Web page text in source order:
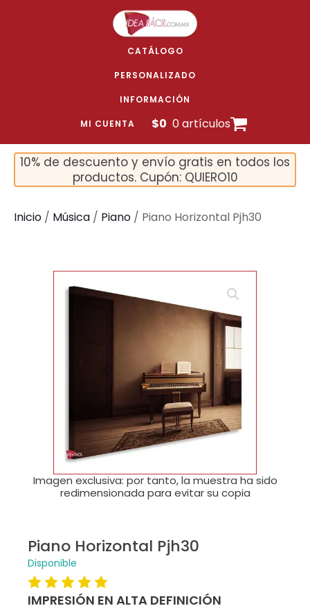
CATÁLOGO
PERSONALIZADO
INFORMACIÓN
MI CUENTA $0 0 artículos
10% de descuento y envío gratis en todos los
productos. Cupón: QUIERO10
Inicio / Música / Piano / Piano Horizontal Pjh30
🔍
Imagen exclusiva: por tanto, la muestra ha sido
redimensionada para evitar su copia
Piano Horizontal Pjh30
Disponible
IMPRESIÓN EN ALTA DEFINICIÓN